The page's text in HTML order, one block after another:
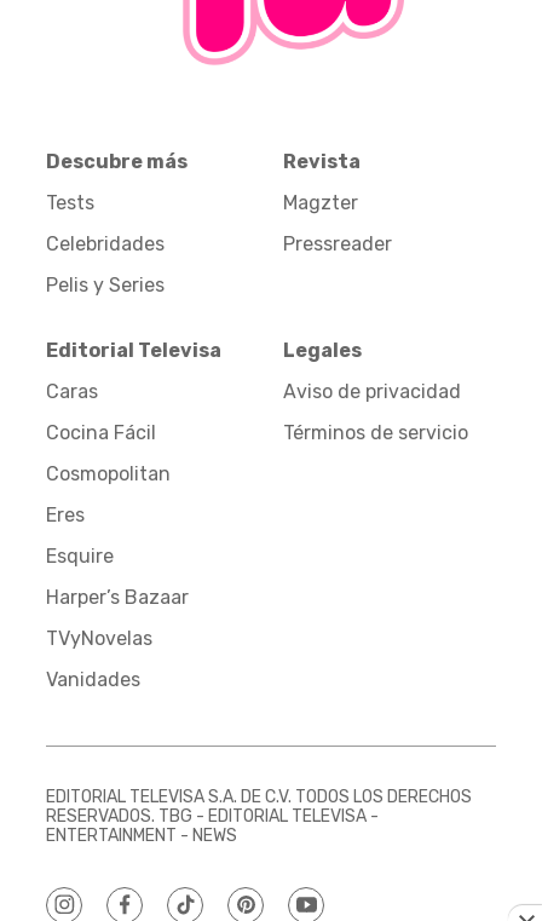
Descubre más
Tests
Celebridades
Pelis y Series
Revista
Magzter
Pressreader
Editorial Televisa
Caras
Cocina Fácil
Cosmopolitan
Eres
Esquire
Harper’s Bazaar
TVyNovelas
Vanidades
Legales
Aviso de privacidad
Términos de servicio
EDITORIAL TELEVISA S.A. DE C.V. TODOS LOS DERECHOS
RESERVADOS. TBG - EDITORIAL TELEVISA -
ENTERTAINMENT - NEWS
instagramfacebooktiktokpinterestyoutube